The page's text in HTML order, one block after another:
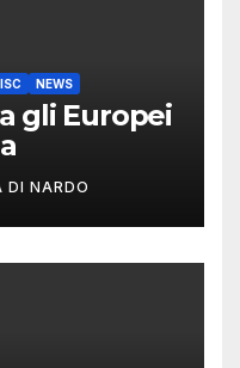
NEWS
gli Europei
DI NARDO